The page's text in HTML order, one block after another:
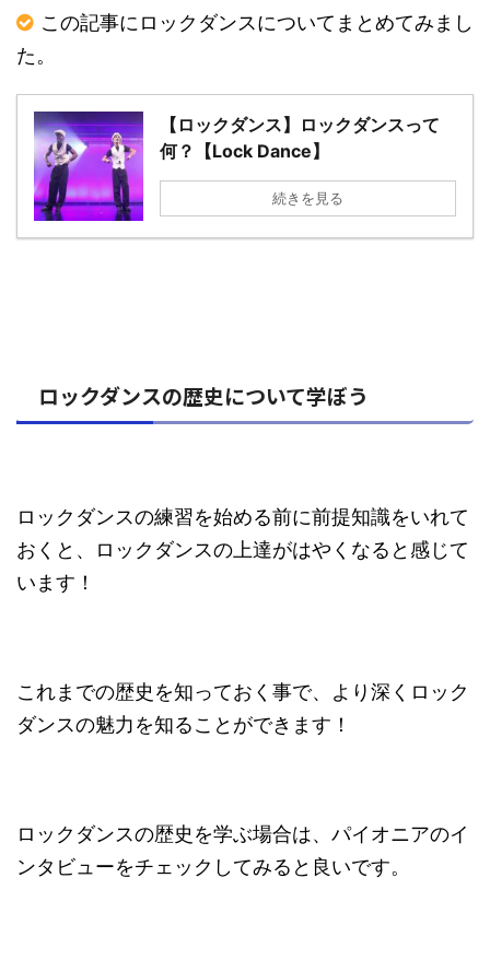
この記事にロックダンスについてまとめてみまし
た。
【ロックダンス】ロックダンスって
何？【Lock Dance】
続きを見る
ロックダンスの歴史について学ぼう
ロックダンスの練習を始める前に前提知識をいれて
おくと、ロックダンスの上達がはやくなると感じて
います！
これまでの歴史を知っておく事で、より深くロック
ダンスの魅力を知ることができます！
ロックダンスの歴史を学ぶ場合は、パイオニアのイ
ンタビューをチェックしてみると良いです。